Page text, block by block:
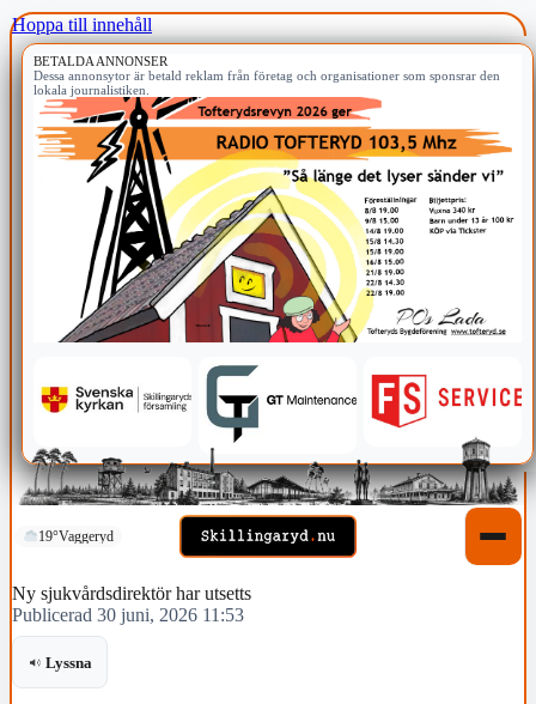
Hoppa till innehåll
BETALDA ANNONSER
Dessa annonsytor är betald reklam från företag och organisationer som sponsrar den
lokala journalistiken.
19°Vaggeryd
Ny sjukvårdsdirektör har utsetts
Publicerad 30 juni, 2026 11:53
Lyssna